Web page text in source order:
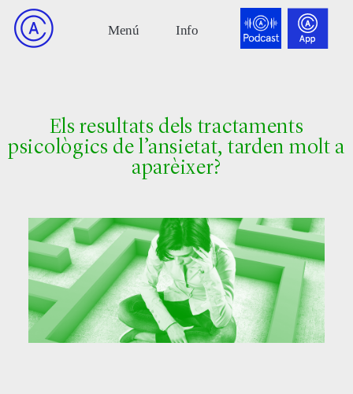
Els resultats dels tractaments
psicològics de l’ansietat, tarden molt a
aparèixer?